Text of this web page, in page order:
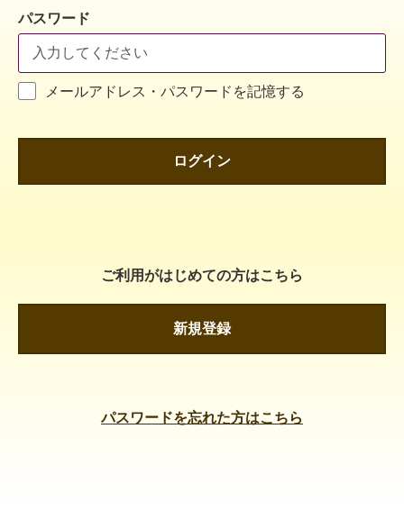
パスワード
メールアドレス・パスワードを記憶する
ログイン
ご利用がはじめての方はこちら
新規登録
パスワードを忘れた方はこちら